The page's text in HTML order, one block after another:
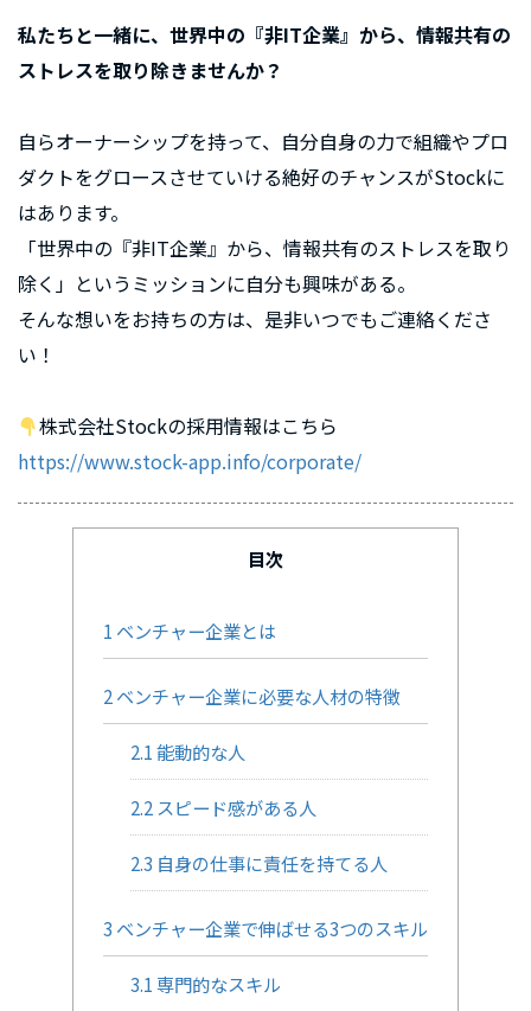
私たちと一緒に、世界中の『非IT企業』から、情報共有の
ストレスを取り除きませんか？
自らオーナーシップを持って、自分自身の力で組織やプロ
ダクトをグロースさせていける絶好のチャンスがStockに
はあります。
「世界中の『非IT企業』から、情報共有のストレスを取り
除く」というミッションに自分も興味がある。
そんな想いをお持ちの方は、是非いつでもご連絡くださ
い！
株式会社Stockの採用情報はこちら
https://www.stock-app.info/corporate/
目次
1 ベンチャー企業とは
2ベンチャー企業に必要な人材の特徴
2.1能動的な人
2.2スピード感がある人
2.3 自身の仕事に責任を持てる人
3 ベンチャー企業で伸ばせる3つのスキル
3.1専門的なスキル